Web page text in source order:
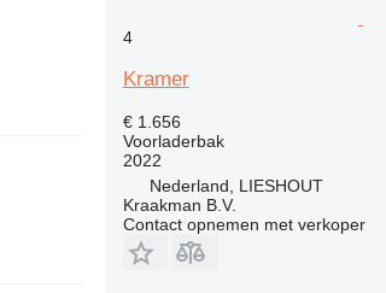
4
Kramer
€ 1.656
Voorladerbak
2022
Nederland, LIESHOUT
Kraakman B.V.
Contact opnemen met verkoper